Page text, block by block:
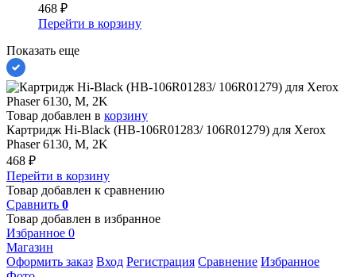
468 ₽
Перейти в корзину
Показать еще
Товар добавлен в корзину
Картридж Hi-Black (HB-106R01283/ 106R01279) для Xerox
Phaser 6130, M, 2K
468 ₽
Перейти в корзину
Товар добавлен к сравнению
Сравнить 0
Товар добавлен в избранное
Избранное 0
Магазин
Оформить заказ Вход Регистрация Сравнение Избранное